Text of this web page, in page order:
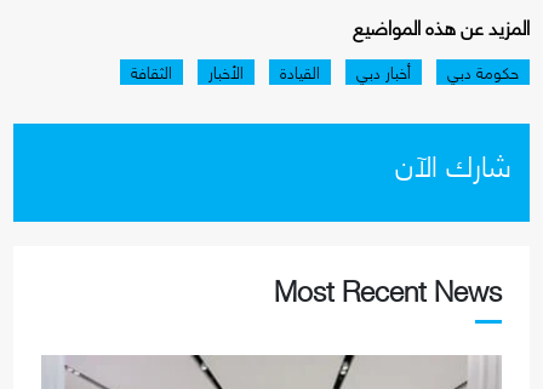
المزيد عن هذه المواضيع
حكومة دبي أخبار دبي القيادة الأخبار الثقافة
شارك الآن
Most Recent News